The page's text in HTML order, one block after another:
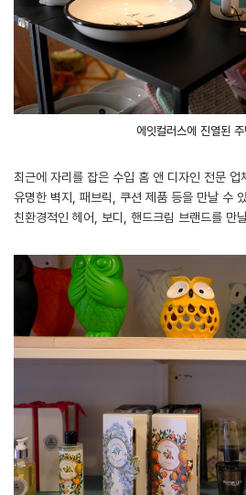
에잇컬러스에 진열된
최근에 자리를 잡은 수입 홈 앤 디자인 전문 업
유명한 벽지, 패브릭, 쿠션 제품 등을 만날 수
친환경적인 헤어, 보디, 핸드크림 브랜드를 만